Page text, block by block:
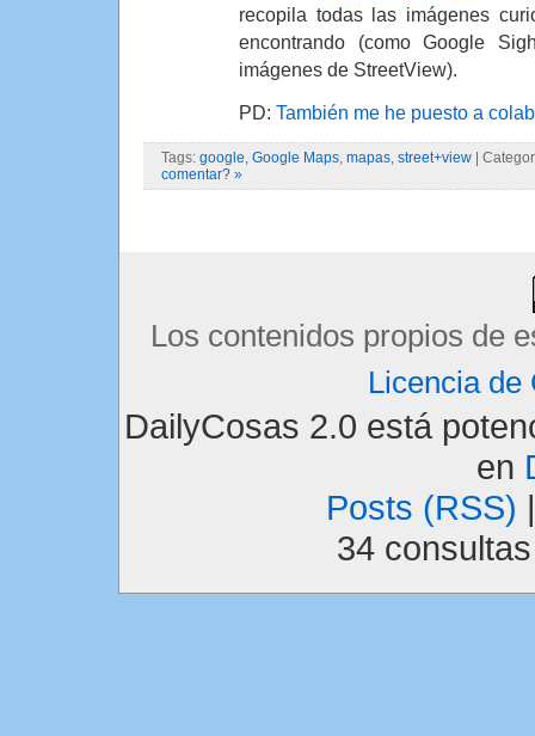
recopila todas las imágenes
encontrando (como Google
imágenes de StreetView).
PD: También me he puesto a
Tags: google Google Maps mapas street+view |
comentar? »
Los contenidos propios de
Licencia de
DailyCosas 2.0 está
en
Posts (RSS)
34